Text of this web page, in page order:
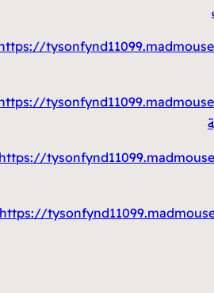
https://tysonfynd11099.madmouseblog.com/3049706/
https://tysonfynd11099.madmouseblog.com/3049707/
https://tysonfynd11099.madmouseblog.com/3049630/
https://tysonfynd11099.madmouseblog.com/3049512/